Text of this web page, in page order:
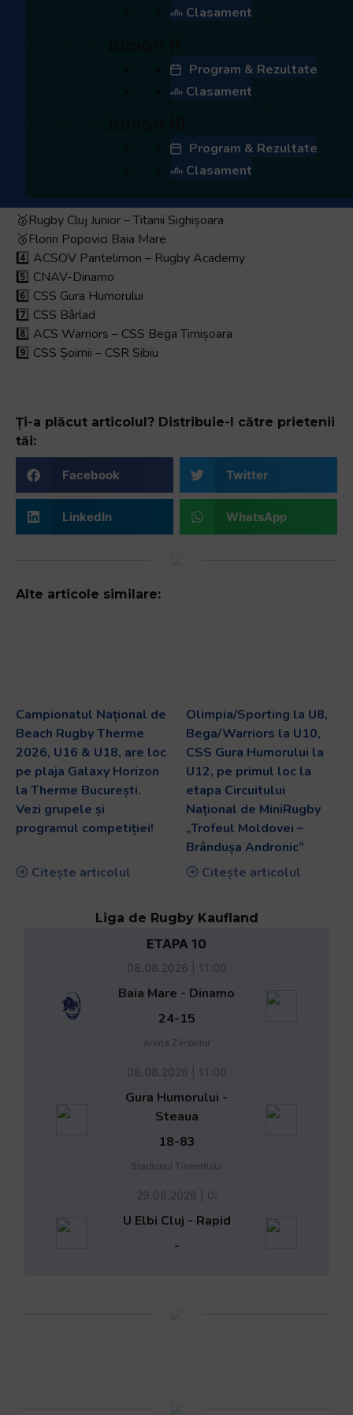
Clasament
Program & Rezultate
Clasament
Program & Rezultate
Clasament
ACS Șoimii București – CS Florin Popovici Baia Mare 49-0
ACS Șoimii București – Rugby Cluj Junior/Titanii Sighișoara
CSS Gura Humorului – ACSOV Pantelimon/Rugy Academy
ACS Warriors Timisoara/CSS Bega Timișoara – CSM/CSR
🥈Rugby Cluj Junior – Titanii Sighișoara
🥉Florin Popovici Baia Mare
4️⃣ ACSOV Pantelimon – Rugby Academy
5️⃣ CNAV-Dinamo
6️⃣ CSS Gura Humorului
7️⃣ CSS Bârlad
8️⃣ ACS Warriors – CSS Bega Timișoara
9️⃣ CSS Șoimii – CSR Sibiu
Ți-a plăcut articolul? Distribuie-l către prietenii
tăi:
Facebook Twitter
LinkedIn WhatsApp
Alte articole similare:
Campionatul Național de
Beach Rugby Therme
2026, U16 & U18, are loc
pe plaja Galaxy Horizon
la Therme București.
Vezi grupele și
programul competiției!
Citește articolul
Olimpia/Sporting la U8,
Bega/Warriors la U10,
CSS Gura Humorului la
U12, pe primul loc la
etapa Circuitului
Național de MiniRugby
„Trofeul Moldovei –
Brândușa Andronic”
Citește articolul
Liga de Rugby Kaufland
ETAPA 10
08.08.2026 | 11:00
Baia Mare - Dinamo
24-15
Arena Zimbrilor
08.08.2026 | 11:00
Gura Humorului -
Steaua
18-83
Stadionul Tineretului
29.08.2026 | 0:
U Elbi Cluj - Rapid
-